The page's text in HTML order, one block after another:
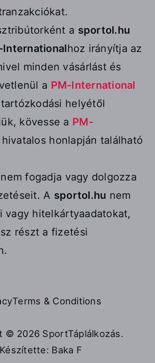
a sportol.hu
Internationalhoz irányítja az
minden vásárlást és
a PM-International
helyétől
kövesse a PM-
hivatalos honlapján található
nem fogadja vagy dolgozza
A sportol.hu nem
vagy hitelkártyaadatokat,
részt a fizetési
Terms & Conditions
© 2026 SportTáplálkozás.
Készítette: Baka F